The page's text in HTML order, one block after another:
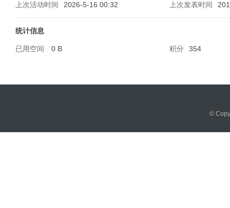
上次活动时间
2026-5-16 00:32 上次发表时间
统计信息
已用空间 0 B 积分 354
©